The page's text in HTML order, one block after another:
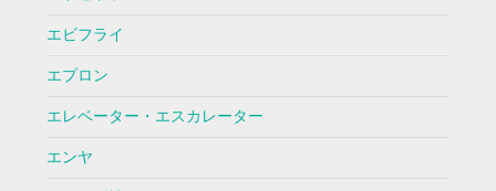
エビフライ
エプロン
エレベーター・エスカレーター
エンヤ